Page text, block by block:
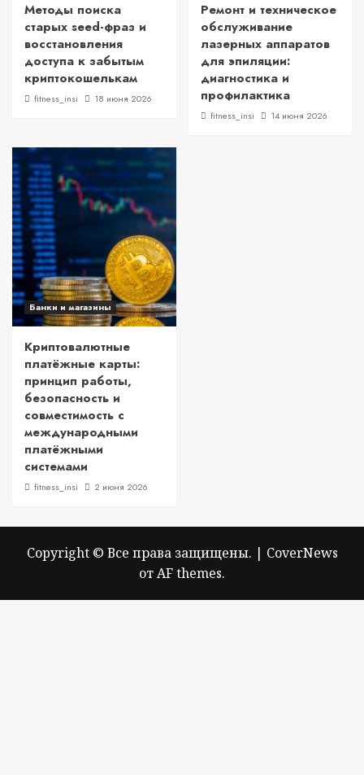
Методы поиска
старых seed-фраз и
восстановления
доступа к забытым
криптокошелькам
fitness_insi 18 июня 2026
Ремонт и техническое
обслуживание
лазерных аппаратов
для эпиляции:
диагностика и
профилактика
fitness_insi 14 июня 2026
Банки и магазины
Криптовалютные
платёжные карты:
принцип работы,
безопасность и
совместимость с
международными
платёжными
системами
fitness_insi 2 июня 2026
Copyright © Все права защищены. | CoverNews
от AF themes.